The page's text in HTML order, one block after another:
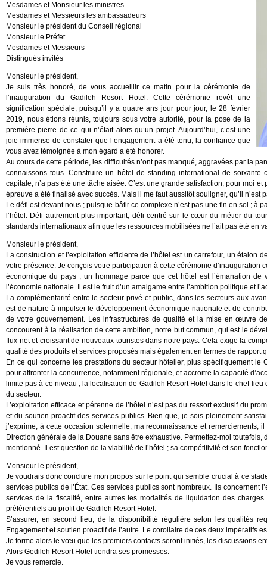
Mesdames et Monsieur les ministres
Mesdames et Messieurs les ambassadeurs
Monsieur le président du Conseil régional
Monsieur le Préfet
Mesdames et Messieurs
Distingués invités
Monsieur le président,
Je suis très honoré, de vous accueillir ce matin pour la cérémonie de
l’inauguration du Gadileh Resort Hotel. Cette cérémonie revêt une
signification spéciale, puisqu’il y a quatre ans jour pour jour, le 28 février
2019, nous étions réunis, toujours sous votre autorité, pour la pose de la
première pierre de ce qui n’était alors qu’un projet. Aujourd’hui, c’est une
joie immense de constater que l’engagement a été tenu, la confiance que
vous avez témoignée à mon égard a été honorer.
Au cours de cette période, les difficultés n’ont pas manqué, aggravées par la
connaissons tous. Construire un hôtel de standing international de
capitale, n’a pas été une tâche aisée. C’est une grande satisfaction, pour moi
épreuve a été finalisé avec succès. Mais il me faut aussitôt souligner, qu’il n’est
Le défi est devant nous ; puisque bâtir ce complexe n’est pas une fin en soi ; à
l’hôtel. Défi autrement plus important, défi centré sur le cœur du métier du
standards internationaux afin que les ressources mobilisées ne l’ait pas été en
Monsieur le président,
La construction et l’exploitation efficiente de l’hôtel est un carrefour, un
votre présence. Je conçois votre participation à cette cérémonie
économique du pays ; un hommage parce que cet hôtel est l’émanation
l’économie nationale. Il est le fruit d’un amalgame entre l’ambition politique et
La complémentarité entre le secteur privé et public, dans les secteurs aux
est de nature à impulser le développement économique nationale et de
de votre gouvernement. Les infrastructures de qualité et la mise en œuvre
concourent à la réalisation de cette ambition, notre but commun, qui est le
flux net et croissant de nouveaux touristes dans notre pays. Cela exige la
qualité des produits et services proposés mais également en termes de rapport
En ce qui concerne les prestations du secteur hôtelier, plus spécifiquement
pour affronter la concurrence, notamment régionale, et accroitre la capacité
limite pas à ce niveau ; la localisation de Gadileh Resort Hotel dans le chef-
du secteur.
L’exploitation efficace et pérenne de l’hôtel n’est pas du ressort exclusif du
et du soutien proactif des services publics. Bien que, je sois pleinement
j’exprime, à cette occasion solennelle, ma reconnaissance et remerciements,
Direction générale de la Douane sans être exhaustive. Permettez-moi toutefois,
mentionné. Il est question de la viabilité de l’hôtel ; sa compétitivité et son
Monsieur le président,
Je voudrais donc conclure mon propos sur le point qui semble crucial à ce
services publics de l’État. Ces services publics sont nombreux. Ils concernent
services de la fiscalité, entre autres les modalités de liquidation des
préférentiels au profit de Gadileh Resort Hotel.
S’assurer, en second lieu, de la disponibilité régulière selon les qualités
Engagement et soutien proactif de l’autre. Le corollaire de ces deux impératifs
Je forme alors le vœu que les premiers contacts seront initiés, les discussions
Alors Gedileh Resort Hotel tiendra ses promesses.
Je vous remercie.